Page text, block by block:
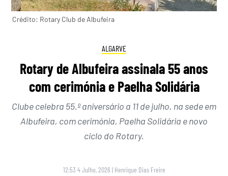
Crédito: Rotary Club de Albufeira
ALGARVE
Rotary de Albufeira assinala 55 anos
com cerimónia e Paelha Solidária
Clube celebra 55.º aniversário a 11 de julho, na sede em
Albufeira, com cerimónia, Paelha Solidária e novo
ciclo do Rotary.
12:53 4 Julho, 2026 | Henrique Dias Freire